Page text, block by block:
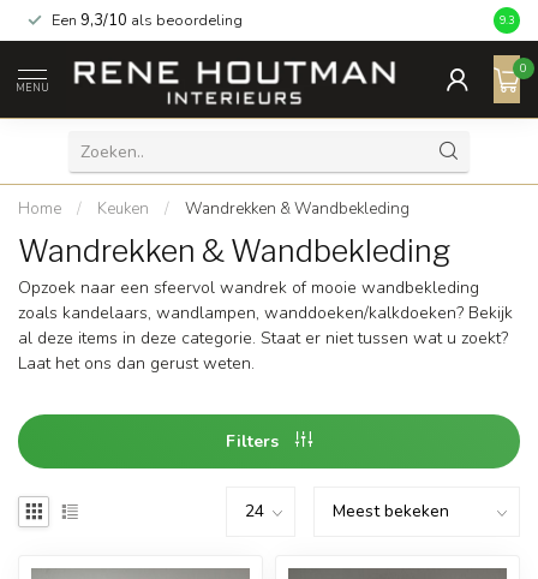
Een 9,3/10 als beoordeling 9.3
MENU
0
Home / Keuken / Wandrekken & Wandbekleding
Wandrekken & Wandbekleding
Opzoek naar een sfeervol wandrek of mooie wandbekleding
zoals kandelaars, wandlampen, wanddoeken/kalkdoeken? Bekijk
al deze items in deze categorie. Staat er niet tussen wat u zoekt?
Laat het ons dan gerust weten.
Filters